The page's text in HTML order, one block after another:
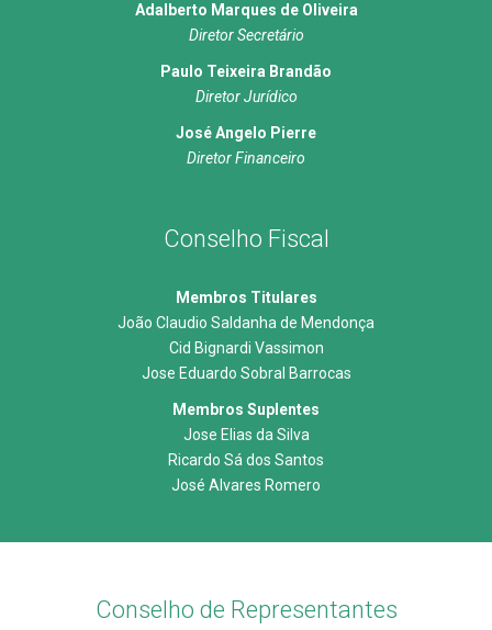
Adalberto Marques de Oliveira
Diretor Secretário
Paulo Teixeira Brandão
Diretor Jurídico
José Angelo Pierre
Diretor Financeiro
Conselho Fiscal
Membros Titulares
João Claudio Saldanha de Mendonça
Cid Bignardi Vassimon
Jose Eduardo Sobral Barrocas
Membros Suplentes
Jose Elias da Silva
Ricardo Sá dos Santos
José Alvares Romero
Conselho de Representantes